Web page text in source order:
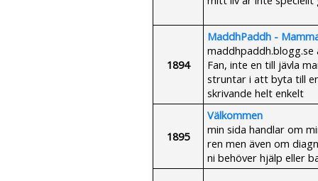
1894
MaddhPaddh -
Fan, inte en till jävla
struntar i att byta till
skrivande helt enkelt
1895
Välkommen
min sida handlar om
ren men även om
ni behöver hjälp eller